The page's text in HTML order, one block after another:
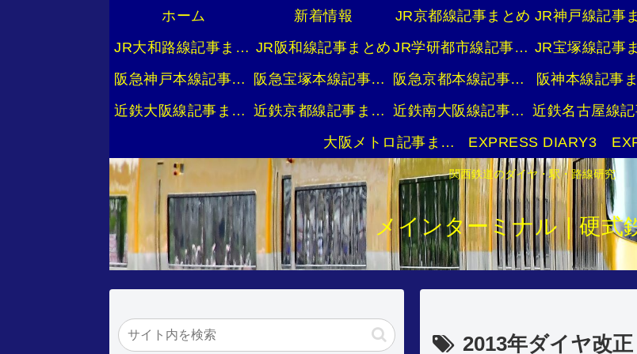
関西鉄道のダイヤ・駅・路線研究
メインターミナル｜硬式
ホーム 新着情報 JR京都線記事まとめ JR神戸線記事
JR大和路線記事まとめ JR阪和線記事まとめ JR学研都市線記事まとめ JR宝塚線記事
阪急神戸本線記事まとめ
阪急宝塚本線記事まとめ 阪急京都本線記事まとめ 阪神本線記事
近鉄大阪線記事まとめ
近鉄京都線記事まとめ 近鉄南大阪線記事まとめ
大阪メトロ記事まとめ
EXPRESS DIARY3
2013年ダイヤ改正